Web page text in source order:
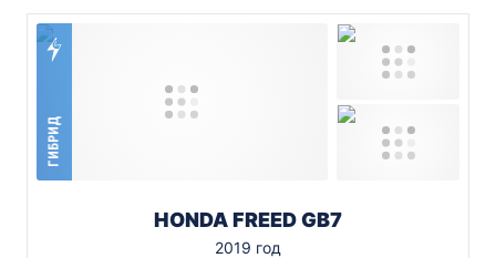
ГИБРИД
HONDA FREED GB7
2019 год